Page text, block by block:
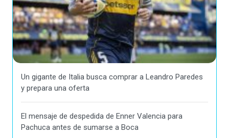
Un gigante de Italia busca comprar a Leandro Paredes
y prepara una oferta
El mensaje de despedida de Enner Valencia para
Pachuca antes de sumarse a Boca